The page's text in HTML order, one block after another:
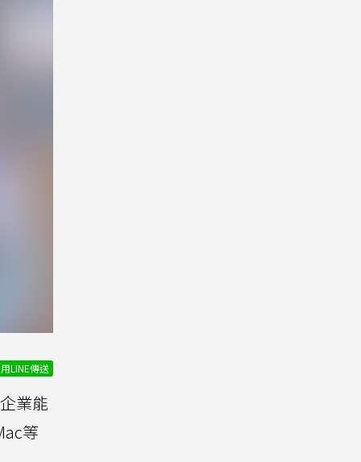
用LINE傳送
業能
等